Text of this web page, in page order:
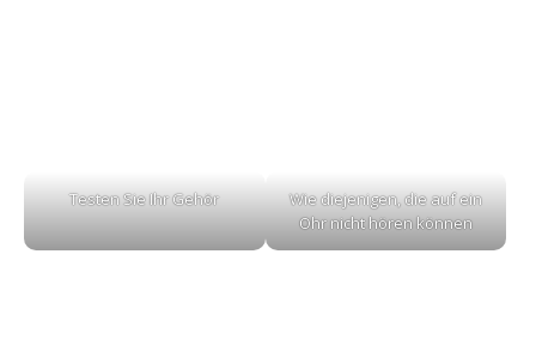
Testen Sie Ihr Gehör
Wie diejenigen, die auf ein
Ohr nicht hören können